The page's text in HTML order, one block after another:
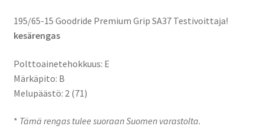
195/65-15 Goodride Premium Grip SA37 Testivoittaja!
kesärengas
Polttoainetehokkuus: E
Märkäpito: B
Melupäästö: 2 (71)
* Tämä rengas tulee suoraan Suomen varastolta.